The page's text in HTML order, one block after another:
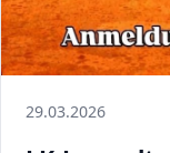
29.03.2026